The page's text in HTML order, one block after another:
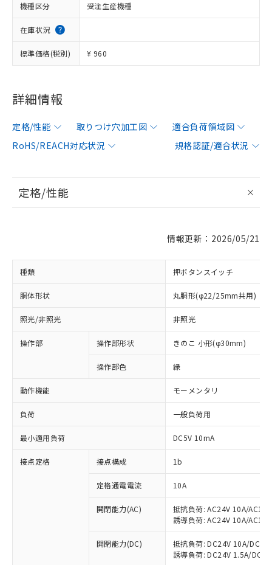
機種区分 受注生産機種
在庫状況
標準価格(税別) ¥ 960
詳細情報
定格/性能 取りつけ穴加工図
適合負荷領域図
RoHS/REACH対応状況
規格認証/適合状況
定格/性能
情報更新：2026/05/21
種類 押ボタンスイッチ
胴体形状 丸胴形(φ22/25mm共用)
照光/非照光 非照光
操作部 操作部形状 きのこ 小形(φ30mm)
操作部色 緑
動作機能 モーメンタリ
負荷 一般負荷用
最小適用負荷 DC5V 10mA
接点定格 接点構成 1b
定格通電電流 10A
開閉能力(AC)
抵抗負荷: AC24V 10A/
誘導負荷: AC24V 10A/
開閉能力(DC)
抵抗負荷: DC24V 10A/
誘導負荷: DC24V 1.5A/
ご利用条件
※1 対応状況
対応済み：EU RoHS指令（10物質）の
非含有に対応した製品が提供可能な商品で
対応予定：EU RoHS指令（10物質）の非含
有に対応した製品に切り替える予定のある
対応予定なし：EU RoHS指令（10物質）の